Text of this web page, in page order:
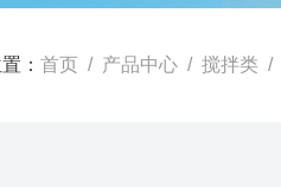
： 首页 / 产品中心 / 搅拌类 /